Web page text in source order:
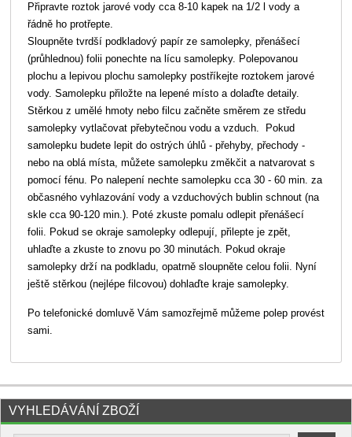
Připravte roztok jarové vody cca 8-10 kapek na 1/2 l vody a
řádně ho protřepte.
Sloupněte tvrdší podkladový papír ze samolepky, přenášecí
(průhlednou) folii ponechte na lícu samolepky. Polepovanou
plochu a lepivou plochu samolepky postříkejte roztokem jarové
vody. Samolepku přiložte na lepené místo a dolaďte detaily.
Stěrkou z umělé hmoty nebo filcu začněte směrem ze středu
samolepky vytlačovat přebytečnou vodu a vzduch. Pokud
samolepku budete lepit do ostrých úhlů - přehyby, přechody -
nebo na oblá místa, můžete samolepku změkčit a natvarovat s
pomocí fénu. Po nalepení nechte samolepku cca 30 - 60 min. za
občasného vyhlazování vody a vzduchových bublin schnout (na
skle cca 90-120 min.). Poté zkuste pomalu odlepit přenášecí
folii. Pokud se okraje samolepky odlepují, přilepte je zpět,
uhlaďte a zkuste to znovu po 30 minutách. Pokud okraje
samolepky drží na podkladu, opatrně sloupněte celou folii. Nyní
ještě stěrkou (nejlépe filcovou) dohlaďte kraje samolepky.
Po telefonické domluvě Vám samozřejmě můžeme polep provést
sami.
VYHLEDÁVÁNÍ ZBOŽÍ